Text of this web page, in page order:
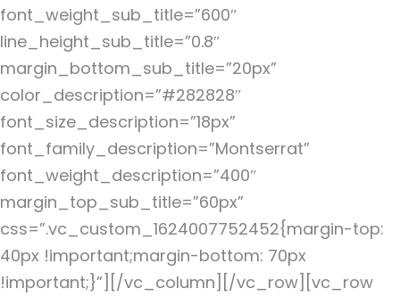
font_weight_sub_title=”600″
line_height_sub_title=”0.8″
margin_bottom_sub_title=”20px”
color_description=”#282828″
font_size_description=”18px”
font_family_description=”Montserrat”
font_weight_description=”400″
margin_top_sub_title=”60px”
css=”.vc_custom_1624007752452{margin-top:
40px !important;margin-bottom: 70px
!important;}”][/vc_column][/vc_row] [vc_row